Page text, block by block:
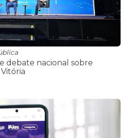
debate nacional sobre